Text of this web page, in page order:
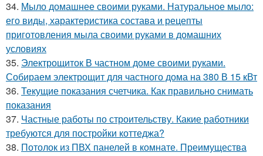
34. Мыло домашнее своими руками. Натуральное мыло:
его виды, характеристика состава и рецепты
приготовления мыла своими руками в домашних
условиях
35. Электрощиток В частном доме своими руками.
Собираем электрощит для частного дома на 380 В 15 кВт
36. Текущие показания счетчика. Как правильно снимать
показания
37. Частные работы по строительству. Какие работники
требуются для постройки коттеджа?
38. Потолок из ПВХ панелей в комнате. Преимущества